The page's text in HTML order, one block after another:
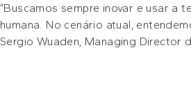
“Buscamos sempre inovar e usar a
humana. No cenário atual,
Sergio Wuaden, Managing Director